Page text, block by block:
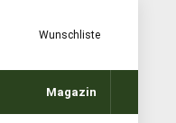
Wunschliste
Magazin